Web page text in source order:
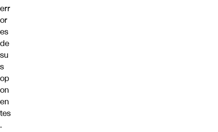
err
or
es
de
su
s
op
on
en
tes
.